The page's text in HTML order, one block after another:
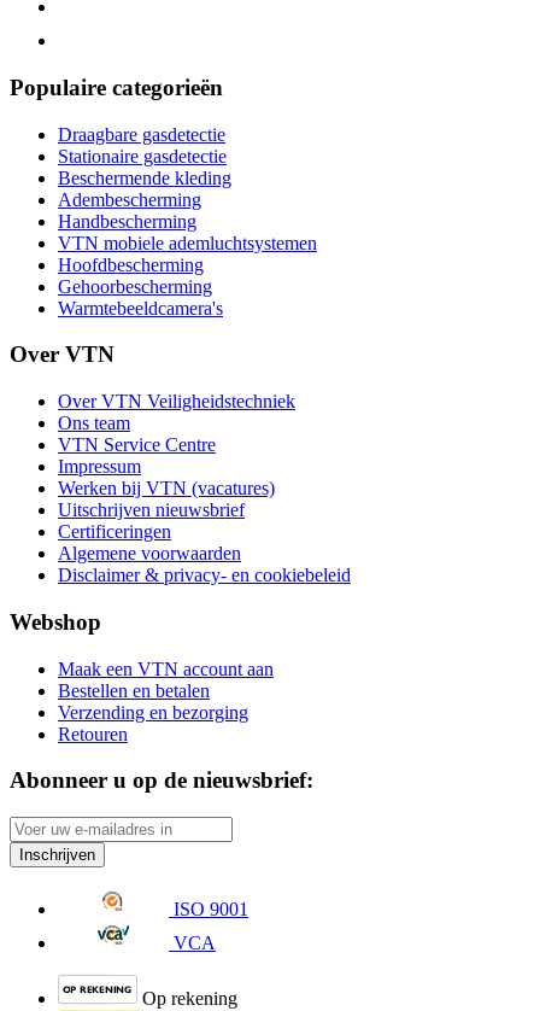
Populaire categorieën
Draagbare gasdetectie
Stationaire gasdetectie
Beschermende kleding
Adembescherming
Handbescherming
VTN mobiele ademluchtsystemen
Hoofdbescherming
Gehoorbescherming
Warmtebeeldcamera's
Over VTN
Over VTN Veiligheidstechniek
Ons team
VTN Service Centre
Impressum
Werken bij VTN (vacatures)
Uitschrijven nieuwsbrief
Certificeringen
Algemene voorwaarden
Disclaimer & privacy- en cookiebeleid
Webshop
Maak een VTN account aan
Bestellen en betalen
Verzending en bezorging
Retouren
Abonneer u op de nieuwsbrief:
Inschrijven
ISO 9001
VCA
Op rekening